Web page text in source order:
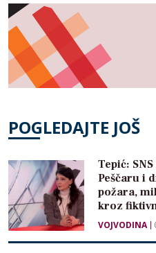
POGLEDAJTE JOŠ
Tepić:
Peščaru i
požara,
kroz
VOJVODINA